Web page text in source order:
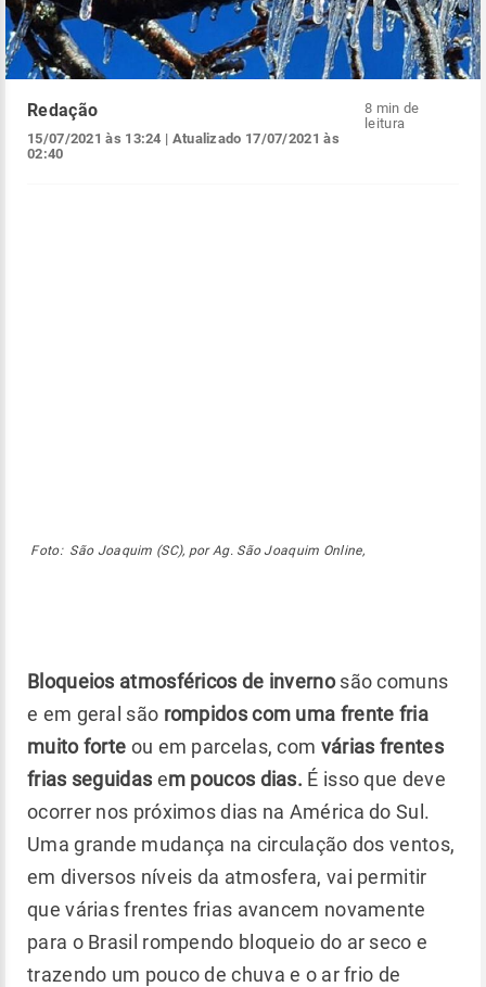
Redação
15/07/2021 às 13:24 | Atualizado 17/07/2021 às
02:40
8 min de
leitura
Foto: São Joaquim (SC), porAg. São Joaquim Online,
Bloqueios atmosféricos de invernosão comuns
e em geral são rompidos com uma frente fria
muito forte ou em parcelas, com várias frentes
frias seguidas em poucos dias. É isso que deve
ocorrer nos próximos dias na América do Sul.
Uma grande mudança na circulação dos ventos,
em diversos níveis da atmosfera, vai permitir
que várias frentes frias avancem novamente
para o Brasil rompendo bloqueio do ar seco e
trazendo um pouco de chuva e o ar frio de